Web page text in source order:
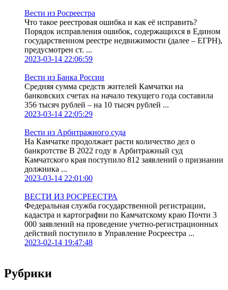
Вести из Росреестра
Что такое реестровая ошибка и как её исправить?
Порядок исправления ошибок, содержащихся в Едином
государственном реестре недвижимости (далее – ЕГРН),
предусмотрен ст. ...
2023-03-14 22:06:59
Вести из Банка России
Средняя сумма средств жителей Камчатки на
банковских счетах на начало текущего года составила
356 тысяч рублей – на 10 тысяч рублей ...
2023-03-14 22:05:29
Вести из Арбитражного суда
На Камчатке продолжает расти количество дел о
банкротстве В 2022 году в Арбитражный суд
Камчатского края поступило 812 заявлений о признании
должника ...
2023-03-14 22:01:00
ВЕСТИ ИЗ РОСРЕЕСТРА
Федеральная служба государственной регистрации,
кадастра и картографии по Камчатскому краю Почти 3
000 заявлений на проведение учетно-регистрационных
действий поступило в Управление Росреестра ...
2023-02-14 19:47:48
Рубрики